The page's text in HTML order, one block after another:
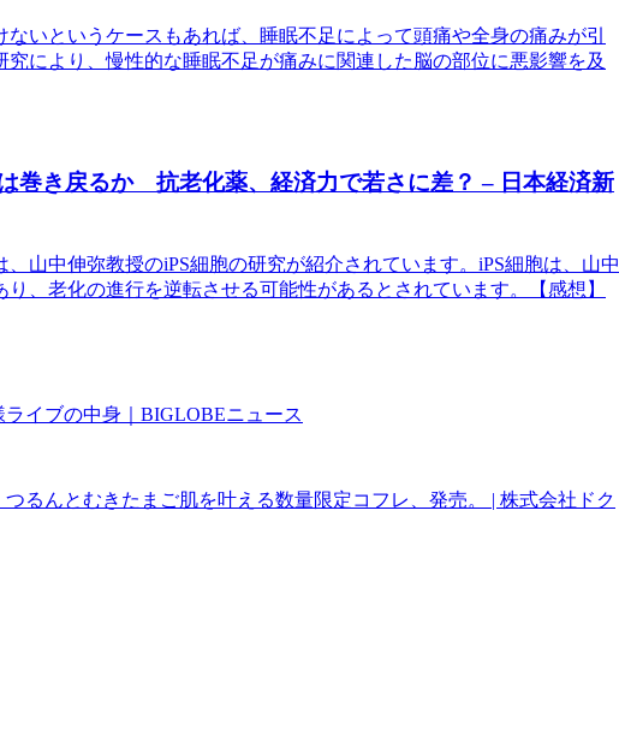
いというケースもあれば、睡眠不足によって頭痛や全身の痛みが引
により、慢性的な睡眠不足が痛みに関連した脳の部位に悪影響を及
巻き戻るか 抗老化薬、経済力で若さに差？ – 日本経済新
山中伸弥教授のiPS細胞の研究が紹介されています。iPS細胞は、山中
、老化の進行を逆転させる可能性があるとされています。【感想】
イブの中身｜BIGLOBEニュース
るんとむきたまご肌を叶える数量限定コフレ、発売。 | 株式会社ドク